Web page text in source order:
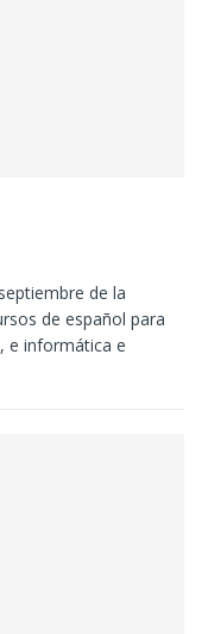
de la
de español para
e informática e